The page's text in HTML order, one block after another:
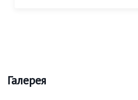
Галерея